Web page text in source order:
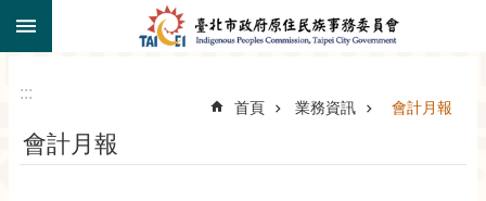
跳到主要內容區塊
:::
首頁 業務資訊 會計月報
會計月報